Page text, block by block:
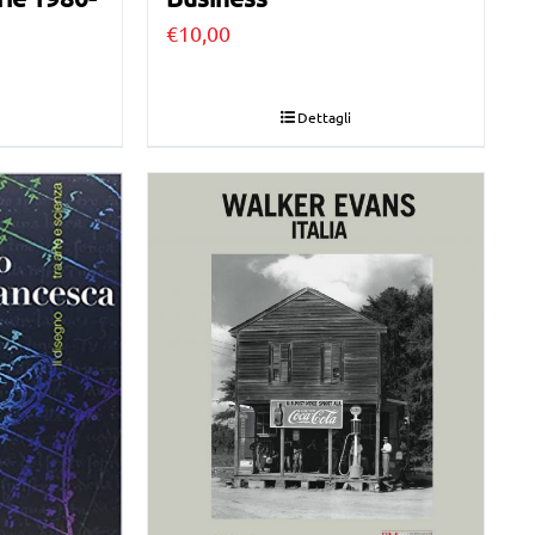
€10,00
Dettagli